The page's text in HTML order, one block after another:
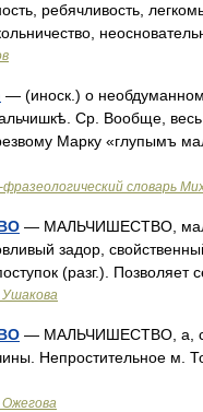
ребячливость,
— (иноск.) о
Ср. Вообще, весь
Марку «глупымъ
словарь
— МАЛЬЧИШЕСТВО,
задор,
(разг.).
Ушакова
— МАЛЬЧИШЕСТВО, а, ср.
Непростительное м.
Ожегова